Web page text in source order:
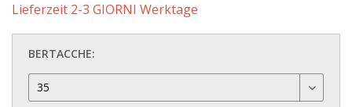
Lieferzeit 2-3 GIORNI Werktage
BERTACCHE: